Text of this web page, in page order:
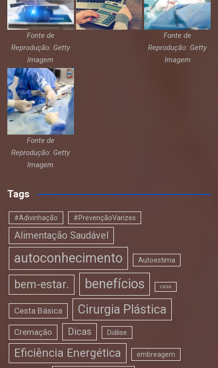
Fonte de
Reprodução: Getty
Imagem
Fonte de
Reprodução: Getty
Imagem
Fonte de
Reprodução: Getty
Imagem
Tags
#Adivinhação #PrevençãoVarizes
Alimentação Saudável
autoconhecimento Autoestima
bem-estar. benefícios casa
Cesta Básica Cirurgia Plástica
Cremação Dicas Diálise
Eficiência Energética embreagem